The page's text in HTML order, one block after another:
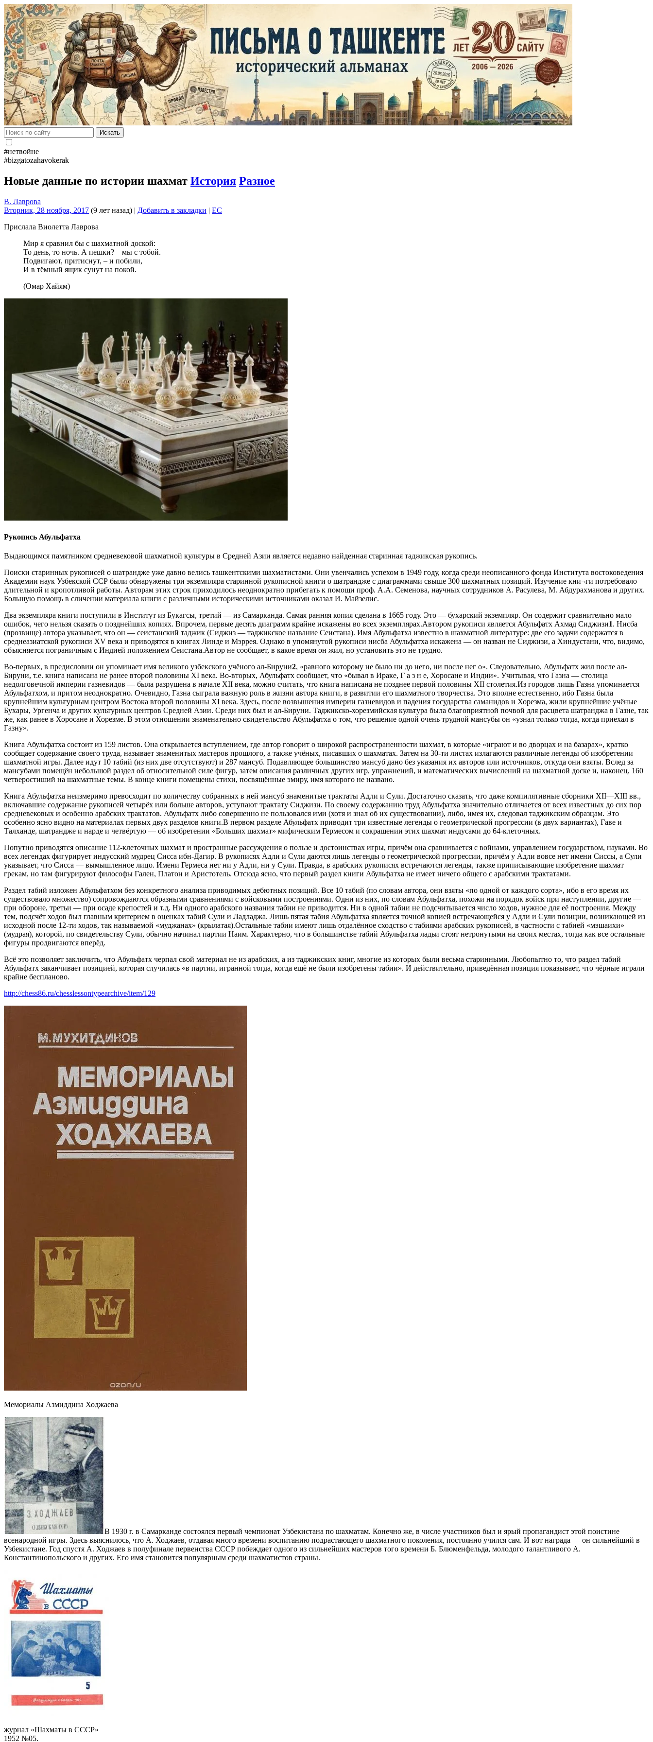
Искать
#нетвойне
#bizgatozahavokerak
Новые данные по истории шахмат История Разное
В. Лаврова
Вторник, 28 ноября, 2017 (9 лет назад) | Добавить в закладки | EC
Прислала Виолетта Лаврова
Мир я сравнил бы с шахматной доской:
То день, то ночь. А пешки? – мы с тобой.
Подвигают, притиснут, – и побили,
И в тёмный ящик сунут на покой.
(Омар Хайям)
Рукопись Абульфатха
Выдающимся памятником средневековой шахматной культуры в Средней Азии является недавно найденная старинная таджикская рукопись.
Поиски старинных рукописей о шатрандже уже давно велись ташкентскими шахматистами. Они увенчались успехом в 1949 году, когда среди неописанного фонда Института востоковедения
Академии наук Узбекской ССР были обнаружены три экземпляра старинной рукописной книги о шатрандже с диаграммами свыше 300 шахматных позиций. Изучение кни¬ги потребовало
длительной и кропотливой работы. Авторам этих строк приходилось неоднократно прибегать к помощи проф. А.А. Семенова, научных сотрудников А. Расулева, М. Абдурахманова и других.
Большую помощь в сличении материала книги с различными историческими источниками оказал И. Майзелис.
Два экземпляра книги поступили в Институт из Букагсы, третий — из Самарканда. Самая ранняя копия сделана в 1665 году. Это — бухарский экземпляр. Он содержит сравнительно мало
ошибок, чего нельзя сказать о позднейших копиях. Впрочем, первые десять диаграмм крайне искажены во всех экземплярах.Автором рукописи является Абульфатх Ахмад Сиджизи1. Нисба
(прозвище) автора указывает, что он — сеистанский таджик (Сиджиз — таджикское название Сеистана). Имя Абульфатха известно в шахматной литературе: две его задачи содержатся в
среднеазиатской рукописи XV века и приводятся в книгах Линде и Мэррея. Однако в упомянутой рукописи нисба Абульфатха искажена — он назван не Сиджизи, а Хиндустани, что, видимо,
объясняется пограничным с Индией положением Сеистана.Автор не сообщает, в какое время он жил, но установить это не трудно.
Во-первых, в предисловии он упоминает имя великого узбекского учёного ал-Бируни2, «равного которому не было ни до него, ни после нег о». Следовательно, Абульфатх жил после ал-
Бируни, т.е. книга написана не ранее второй половины XI века. Во-вторых, Абульфатх сообщает, что «бывал в Ираке, Г а з н е, Хоросане и Индии». Учитывая, что Газна — столица
недолговечной империи газневидов — была разрушена в начале XII века, можно считать, что книга написана не позднее первой половины XII столетия.Из городов лишь Газна упоминается
Абульфатхом, и притом неоднократно. Очевидно, Газна сыграла важную роль в жизни автора книги, в развитии его шахматного творчества. Это вполне естественно, ибо Газна была
крупнейшим культурным центром Востока второй половины XI века. Здесь, после возвышения империи газневидов и падения государства саманидов и Хорезма, жили крупнейшие учёные
Бухары, Ургенча и других культурных центров Средней Азии. Среди них был и ал-Бируни. Таджикско-хорезмийская культура была благоприятной почвой для расцвета шатранджа в Газне, так
же, как ранее в Хоросане и Хорезме. В этом отношении знаменательно свидетельство Абульфатха о том, что решение одной очень трудной мансубы он «узнал только тогда, когда приехал в
Газну».
Книга Абульфатха состоит из 159 листов. Она открывается вступлением, где автор говорит о широкой распространенности шахмат, в которые «играют и во дворцах и на базарах», кратко
сообщает содержание своего труда, называет знаменитых мастеров прошлого, а также учёных, писавших о шахматах. Затем на 30-ти листах излагаются различные легенды об изобретении
шахматной игры. Далее идут 10 табий (из них две отсутствуют) и 287 мансуб. Подавляющее большинство мансуб дано без указания их авторов или источников, откуда они взяты. Вслед за
мансубами помещён небольшой раздел об относительной силе фигур, затем описания различных других игр, упражнений, и математических вычислений на шахматной доске и, наконец, 160
четверостиший на шахматные темы. В конце книги помещены стихи, посвящённые эмиру, имя которого не названо.
Книга Абульфатха неизмеримо превосходит по количеству собранных в ней мансуб знаменитые трактаты Адли и Сули. Достаточно сказать, что даже компилятивные сборники XII—XIII вв.,
включавшие содержание рукописей четырёх или больше авторов, уступают трактату Сиджизи. По своему содержанию труд Абульфатха значительно отличается от всех известных до сих пор
средневековых и особенно арабских трактатов. Абульфатх либо совершенно не пользовался ими (хотя и знал об их существовании), либо, имея их, следовал таджикским образцам. Это
особенно ясно видно на материалах первых двух разделов книги.В первом разделе Абульфатх приводит три известные легенды о геометрической прогрессии (в двух вариантах), Гаве и
Талханде, шатрандже и нарде и четвёртую — об изобретении «Больших шахмат» мифическим Гермесом и сокращении этих шахмат индусами до 64-клеточных.
Попутно приводятся описание 112-клеточных шахмат и пространные рассуждения о пользе и достоинствах игры, причём она сравнивается с войнами, управлением государством, науками. Во
всех легендах фигурирует индусский мудрец Сисса ибн-Дагир. В рукописях Адли и Сули даются лишь легенды о геометрической прогрессии, причём у Адли вовсе нет имени Сиссы, а Сули
указывает, что Сисса — вымышленное лицо. Имени Гермеса нет ни у Адли, ни у Сули. Правда, в арабских рукописях встречаются легенды, также приписывающие изобретение шахмат
грекам, но там фигурируют философы Гален, Платон и Аристотель. Отсюда ясно, что первый раздел книги Абульфатха не имеет ничего общего с арабскими трактатами.
Раздел табий изложен Абульфатхом без конкретного анализа приводимых дебютных позиций. Все 10 табий (по словам автора, они взяты «по одной от каждого сорта», ибо в его время их
существовало множество) сопровождаются образными сравнениями с войсковыми построениями. Одни из них, по словам Абульфатха, похожи на порядок войск при наступлении, другие —
при обороне, третьи — при осаде крепостей и т.д. Ни одного арабского названия табии не приводится. Ни в одной табии не подсчитывается число ходов, нужное для её построения. Между
тем, подсчёт ходов был главным критерием в оценках табий Сули и Ладладжа. Лишь пятая табия Абульфатха является точной копией встречающейся у Адли и Сули позиции, возникающей из
исходной после 12-ти ходов, так называемой «муджанах» (крылатая).Остальные табии имеют лишь отдалённое сходство с табиями арабских рукописей, в частности с табией «мэшаихи»
(мудрая), которой, по свидетельству Сули, обычно начинал партии Наим. Характерно, что в большинстве табий Абульфатха ладьи стоят нетронутыми на своих местах, тогда как все остальные
фигуры продвигаются вперёд.
Всё это позволяет заключить, что Абульфатх черпал свой материал не из арабских, а из таджикских книг, многие из которых были весьма старинными. Любопытно то, что раздел табий
Абульфатх заканчивает позицией, которая случилась «в партии, игранной тогда, когда ещё не были изобретены табии». И действительно, приведённая позиция показывает, что чёрные играли
крайне беспланово.
http://chess86.ru/chesslessontypearchive/item/129
Мемориалы Азмиддина Ходжаева
В 1930 г. в Самарканде состоялся первый чемпионат Узбекистана по шахматам. Конечно же, в числе участников был и ярый пропагандист этой поистине
всенародной игры. Здесь выяснилось, что А. Ходжаев, отдавая много времени воспитанию подрастающего шахматного поколения, постоянно учился сам. И вот награда — он сильнейший в
Узбекистане. Год спустя А. Ходжаев в полуфинале первенства СССР побеждает одного из сильнейших мастеров того времени Б. Блюменфельда, молодого талантливого А.
Константинопольского и других. Его имя становится популярным среди шахматистов страны.
журнал «Шахматы в СССР»
1952 №05.